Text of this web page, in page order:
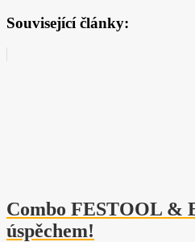
Související články:
Combo FESTOOL &
úspěchem!